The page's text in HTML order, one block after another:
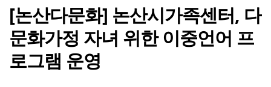
[논산다문화] 논산시가족센터, 다
문화가정 자녀 위한 이중언어 프
로그램 운영